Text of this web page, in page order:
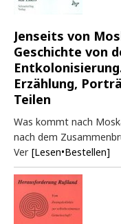
Jenseits von
Geschichte von
Erzählung,
Teilen
Was kommt nach
nach dem
Ver [Lesen•Bestellen]